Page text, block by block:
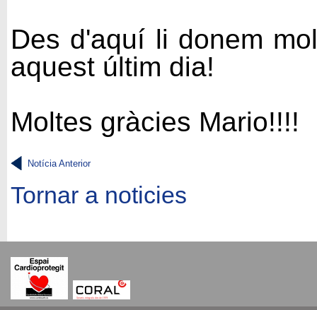
Des d'aquí li donem
aquest últim dia!
Moltes gràcies Mario!!!!
Notícia Anterior
Tornar a noticies